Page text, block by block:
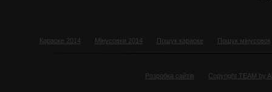
Караоке 2014 Мінусовки 2014 Пошук караоке Пошук мінусовок
Розробка сайтів Copyright TEAM by